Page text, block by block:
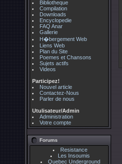
Bibliotheque
Compilation
Downloads
Encyclopedie
FAQ Anar
Gallerie
H�bergement Web
Liens Web
Plan du Site
Poemes et Chansons
Sujets actifs
Videos
Participez!
Nouvel article
Contactez-Nous
Parler de nous
Utulisateur/Admin
Administration
Votre compte
Forums
Resistance
Les Insoumis
Quebec Underground